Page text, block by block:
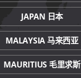
JAPAN 日本
MALAYSIA 马来西亚
MAURITIUS 毛里求斯